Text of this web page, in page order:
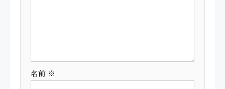
名前 ※